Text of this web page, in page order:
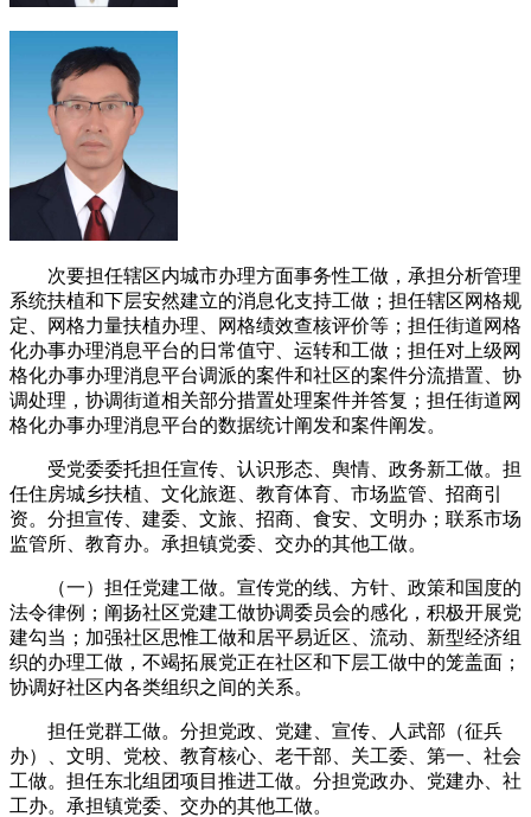
次要担任辖区内城市办理方面事务性工做，承担分析管理
系统扶植和下层安然建立的消息化支持工做；担任辖区网格规
定、网格力量扶植办理、网格绩效查核评价等；担任街道网格
化办事办理消息平台的日常值守、运转和工做；担任对上级网
格化办事办理消息平台调派的案件和社区的案件分流措置、协
调处理，协调街道相关部分措置处理案件并答复；担任街道网
格化办事办理消息平台的数据统计阐发和案件阐发。
受党委委托担任宣传、认识形态、舆情、政务新工做。担
任住房城乡扶植、文化旅逛、教育体育、市场监管、招商引
资。分担宣传、建委、文旅、招商、食安、文明办；联系市场
监管所、教育办。承担镇党委、交办的其他工做。
（一）担任党建工做。宣传党的线、方针、政策和国度的
法令律例；阐扬社区党建工做协调委员会的感化，积极开展党
建勾当；加强社区思惟工做和居平易近区、流动、新型经济组
织的办理工做，不竭拓展党正在社区和下层工做中的笼盖面；
协调好社区内各类组织之间的关系。
担任党群工做。分担党政、党建、宣传、人武部（征兵
办）、文明、党校、教育核心、老干部、关工委、第一、社会
工做。担任东北组团项目推进工做。分担党政办、党建办、社
工办。承担镇党委、交办的其他工做。